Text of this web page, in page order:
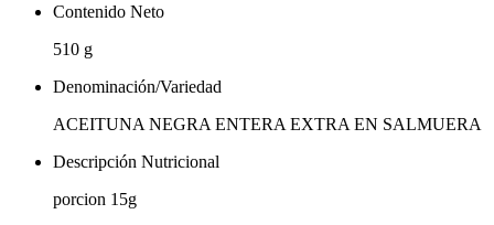
Contenido Neto
510 g
Denominación/Variedad
ACEITUNA NEGRA ENTERA EXTRA EN SALMUERA
Descripción Nutricional
porcion 15g